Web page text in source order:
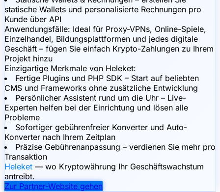
statische Wallets und personalisierte Rechnungen pro
Kunde über API
Anwendungsfälle: Ideal für Proxy-VPNs, Online-Spiele,
Einzelhandel, Bildungsplattformen und jedes digitale
Geschäft – fügen Sie einfach Krypto-Zahlungen zu Ihrem
Projekt hinzu
Einzigartige Merkmale von Heleket:
Fertige Plugins und PHP SDK – Start auf beliebten
CMS und Frameworks ohne zusätzliche Entwicklung
Persönlicher Assistent rund um die Uhr – Live-
Experten helfen bei der Einrichtung und lösen alle
Probleme
Sofortiger gebührenfreier Konverter und Auto-
Konverter nach Ihrem Zeitplan
Präzise Gebührenanpassung – verdienen Sie mehr pro
Transaktion
Heleket — wo Kryptowährung Ihr Geschäftswachstum
antreibt.
Zur Partner-Website gehen